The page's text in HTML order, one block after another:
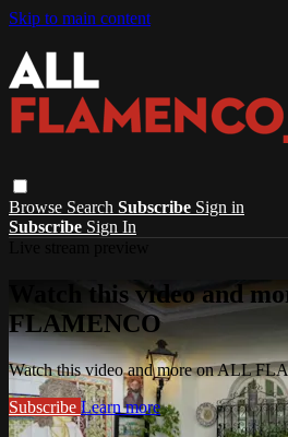
Skip to main content
Browse Search Subscribe Sign in
Subscribe Sign In
Watch this video and
FLAMENCO
Watch this video and more on ALL
Subscribe Learn more